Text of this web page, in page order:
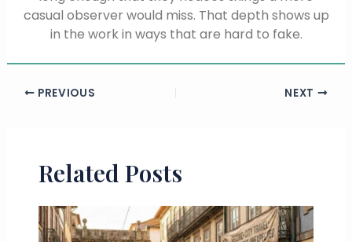
casual observer would miss. That depth shows up
in the work in ways that are hard to fake.
PREVIOUS NEXT
Related Posts